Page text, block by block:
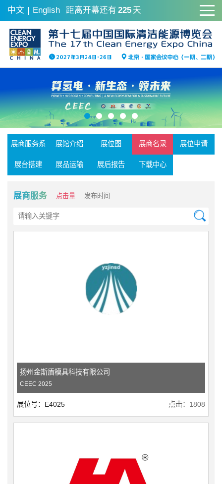
中文 | English 距离开幕还有 225 天
展商服务系
统
展馆介绍 展位图 展商名录 展位申请
展台搭建 展品运输 展后报告 下载中心
展商服务 点击量 发布时间
扬州金斯盾模具科技有限公司
CEEC 2025
展位号：E4025 点击：1808